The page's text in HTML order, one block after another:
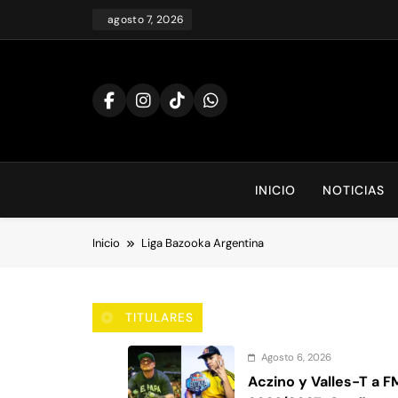
agosto 7, 2026
INICIO NOTICIAS
Inicio Liga Bazooka Argentina
TITULARES
Agosto 6, 2026
Aczino y Valles-T a